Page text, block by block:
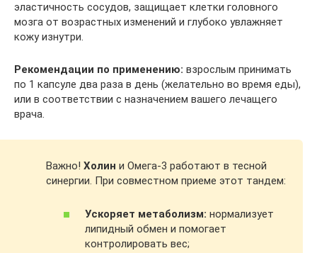
эластичность сосудов, защищает клетки головного
мозга от возрастных изменений и глубоко увлажняет
кожу изнутри.
Рекомендации по применению: взрослым принимать
по 1 капсуле два раза в день (желательно во время еды),
или в соответствии с назначением вашего лечащего
врача.
Важно! Холин и Омега-3 работают в тесной
синергии. При совместном приеме этот тандем:
Ускоряет метаболизм: нормализует
липидный обмен и помогает
контролировать вес;